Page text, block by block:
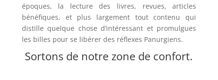
époques, la lecture des livres, revues, articles
bénéfiques, et plus largement tout contenu qui
distille quelque chose d’intéressant et promulgues
les billes pour se libérer des réflexes Panurgiens.
Sortons de notre zone de confort.